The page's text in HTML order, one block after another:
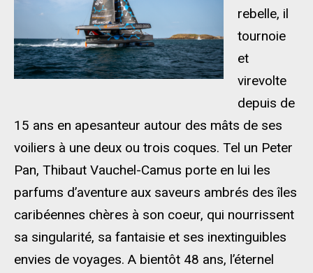
rebelle, il
tournoie
et
virevolte
depuis de
15 ans en apesanteur autour des mâts de ses
voiliers à une deux ou trois coques. Tel un Peter
Pan, Thibaut Vauchel-Camus porte en lui les
parfums d’aventure aux saveurs ambrés des îles
caribéennes chères à son coeur, qui nourrissent
sa singularité, sa fantaisie et ses inextinguibles
envies de voyages. A bientôt 48 ans, l’éternel